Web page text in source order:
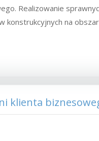
Realizowanie
konstrukcyjnych na
klienta